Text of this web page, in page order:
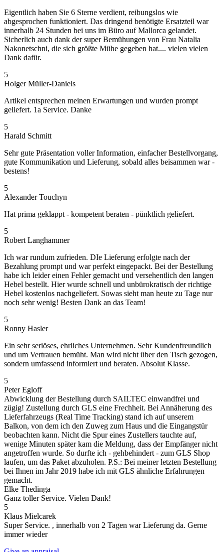
Eigentlich haben Sie 6 Sterne verdient, reibungslos wie
abgesprochen funktioniert. Das dringend benötigte Ersatzteil war
innerhalb 24 Stunden bei uns im Büro auf Mallorca gelandet.
Sicherlich auch dank der super Bemühungen von Frau Natalia
Nakonetschni, die sich größte Mühe gegeben hat.... vielen vielen
Dank dafür.
5
Holger Müller-Daniels
Artikel entsprechen meinen Erwartungen und wurden prompt
geliefert. 1a Service. Danke
5
Harald Schmitt
Sehr gute Präsentation voller Information, einfacher Bestellvorgang,
gute Kommunikation und Lieferung, sobald alles beisammen war -
bestens!
5
Alexander Touchyn
Hat prima geklappt - kompetent beraten - pünktlich geliefert.
5
Robert Langhammer
Ich war rundum zufrieden. DIe Lieferung erfolgte nach der
Bezahlung prompt und war perfekt eingepackt. Bei der Bestellung
habe ich leider einen Fehler gemacht und versehentlich den langen
Hebel bestellt. Hier wurde schnell und unbürokratisch der richtige
Hebel kostenlos nachgeliefert. Sowas sieht man heute zu Tage nur
noch sehr wenig! Besten Dank an das Team!
5
Ronny Hasler
Ein sehr seriöses, ehrliches Unternehmen. Sehr Kundenfreundlich
und um Vertrauen bemüht. Man wird nicht über den Tisch gezogen,
sondern umfassend informiert und beraten. Absolut Klasse.
5
Peter Egloff
Abwicklung der Bestellung durch SAILTEC einwandfrei und
zügig! Zustellung durch GLS eine Frechheit. Bei Annäherung des
Lieferfahrzeugs (Real Time Tracking) stand ich auf unserem
Balkon, von dem ich den Zuweg zum Haus und die Eingangstür
beobachten kann. Nicht die Spur eines Zustellers tauchte auf,
wenige Minuten später kam die Meldung, dass der Empfänger nicht
angetroffen wurde. So durfte ich - gehbehindert - zum GLS Shop
laufen, um das Paket abzuholen. P.S.: Bei meiner letzten Bestellung
bei Ihnen im Jahr 2019 habe ich mit GLS ähnliche Erfahrungen
gemacht.
Elke Thedinga
Ganz toller Service. Vielen Dank!
5
Klaus Mielcarek
Super Service. , innerhalb von 2 Tagen war Lieferung da. Gerne
immer wieder